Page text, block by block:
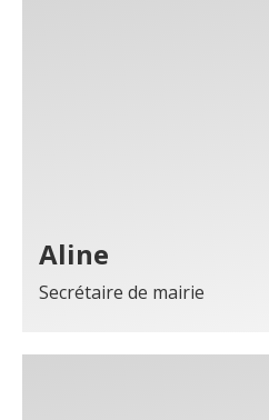
Aline
Secrétaire de mairie